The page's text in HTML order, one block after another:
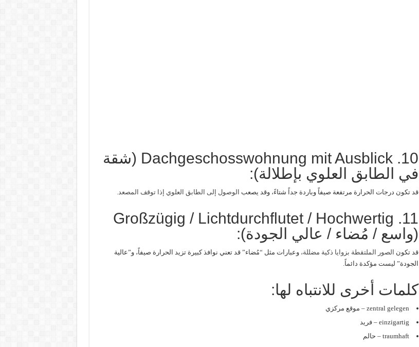
10. Dachgeschosswohnung mit Ausblick (شقة
في الطابق العلوي بإطلالة):
قد تكون درجات الحرارة مرتفعة صيفاً وباردة جداً شتاءً، وقد يصعب الوصول إلى الطابق العلوي إذا توقف المصعد.
11. Großzügig / Lichtdurchflutet / Hochwertig
(واسع / مُضاء / عالي الجودة):
قد تكون الصور الملتقطة بزوايا ذكية مضللة،وعبارات مثل “مُضاء” قد تعني نوافذ كبيرة تزيد الحرارة صيفاً، و”عالية
الجودة” ليست مؤكدة دائماً.
كلمات أخرى للانتباه لها:
traumhaft – حالم